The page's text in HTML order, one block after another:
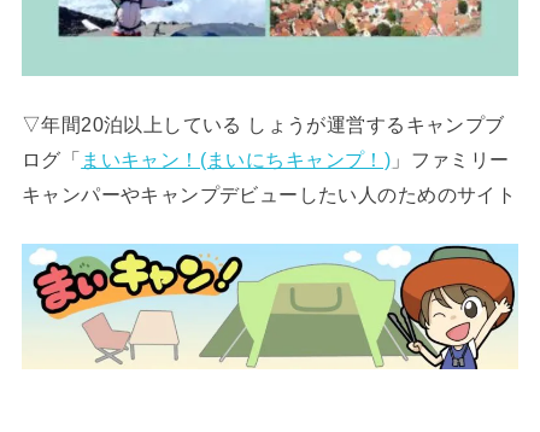
▽年間20泊以上している しょうが運営するキャンプブ
ログ「 まいキャン！(まいにちキャンプ！) 」ファミリー
キャンパーやキャンプデビューしたい人のためのサイト